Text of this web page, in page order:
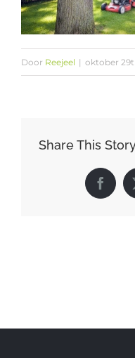
Door Reejeel | oktober
Share This